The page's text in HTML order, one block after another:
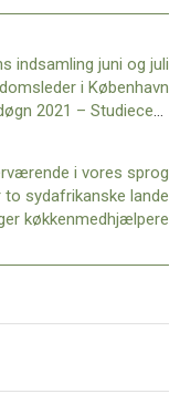
indsamling juni og juli
i København
Nyt fra SCMT strategidøgn 2021 – Studiecenter for menighedsbaseret teologi
i vores sprog
sydafrikanske lande
køkkenmedhjælpere